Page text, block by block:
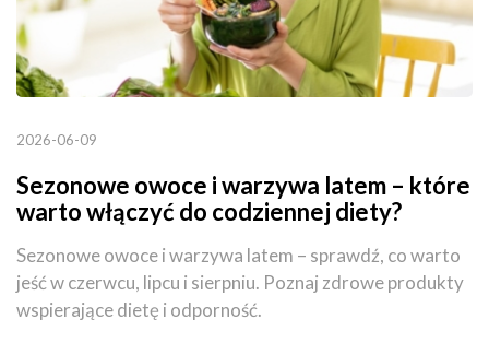
2026-06-09
Sezonowe owoce i warzywa latem – które
warto włączyć do codziennej diety?
Sezonowe owoce i warzywa latem – sprawdź, co warto
jeść w czerwcu, lipcu i sierpniu. Poznaj zdrowe produkty
wspierające dietę i odporność.